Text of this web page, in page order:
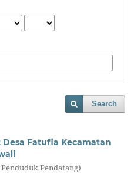
Search
Fatufia Kecamatan
Pendatang)